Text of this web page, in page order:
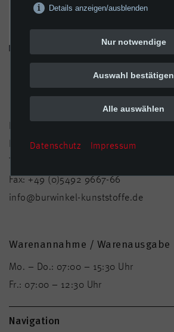
Kontakt
Rienshof 7 · D-49439 Steinfeld/Mühlen
Fax: +49 (0)5492 9667-66
info@burwinkel-kunststoffe.de
Warenannahme / Warenausgabe
Mo. – Do.: 07:00 – 15:30 Uhr
Fr.: 07:00 – 12:30 Uhr
Navigation
Details anzeigen/ausblenden
Nur notwendige
Auswahl bestätigen
Alle auswählen
Datenschutz Impressum